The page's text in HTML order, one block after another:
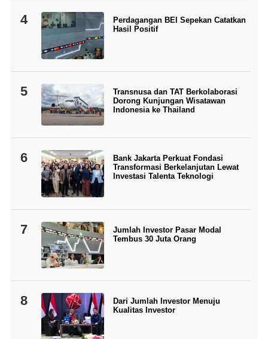
4
Perdagangan BEI Sepekan Catatkan
Hasil Positif
5
Transnusa dan TAT Berkolaborasi
Dorong Kunjungan Wisatawan
Indonesia ke Thailand
6
Bank Jakarta Perkuat Fondasi
Transformasi Berkelanjutan Lewat
Investasi Talenta Teknologi
7
Jumlah Investor Pasar Modal
Tembus 30 Juta Orang
8
Dari Jumlah Investor Menuju
Kualitas Investor